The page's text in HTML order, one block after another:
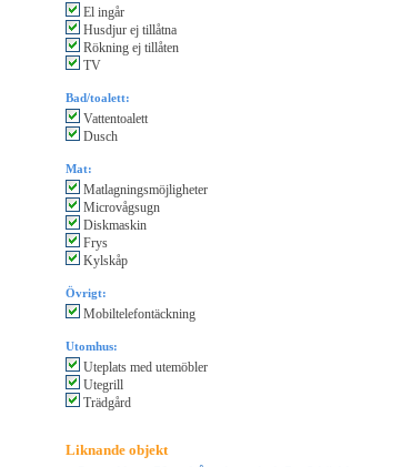
El ingår
Husdjur ej tillåtna
Rökning ej tillåten
TV
Bad/toalett:
Vattentoalett
Dusch
Mat:
Matlagningsmöjligheter
Microvågsugn
Diskmaskin
Frys
Kylskåp
Övrigt:
Mobiltelefontäckning
Utomhus:
Uteplats med utemöbler
Utegrill
Trädgård
Liknande objekt